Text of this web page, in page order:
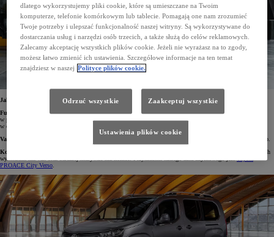
Jakie są rodzaje nadwozi w samochodach użytkowych?
Furgon
– typ nadwozia przeznaczony wyłącznie do przewozu towarów, bez możliwości zamontowania
w przestrzeni ładunkowej siedzeń dla pasażerów. Posiada sztywne ściany i dach oraz rozmaite rodzaje drzwi
w części tylnej, na przykład boczne przesuwne, tylne dzielone lub uchylne.
Van
– nadwozie wielozadaniowe, które może być dostosowane zarówno do przewożenia ładunków, jak i osób.
Kombivan
– kompaktowe, nowoczesne nadwozie posiadające cechy kombi i vana, jednak o nieco mniejszych
wymiarach niż van oraz bardziej masywne niż kombi. Przykładem takiego auta użytkowego jest
PROACE City Verso
dlatego wykorzystujemy pliki cookie, które są umieszczane na Twoim
komputerze, telefonie komórkowym lub tablecie. Pomagają one nam zrozumieć
Twoje potrzeby i ulepszać funkcjonalność naszej witryny. Są wykorzystywane do
dostarczania usług i narzędzi osób trzecich, a także służą do celów reklamowych.
Zalecamy akceptację wszystkich plików cookie. Jeżeli nie wyrażasz na to zgody,
możesz łatwo zmienić ich ustawienia. Szczegółowe informacje na ten temat
znajdziesz w naszej Polityce plików cookie.
Odrzuć wszystkie Zaakceptuj wszystkie
Ustawienia plików cookie